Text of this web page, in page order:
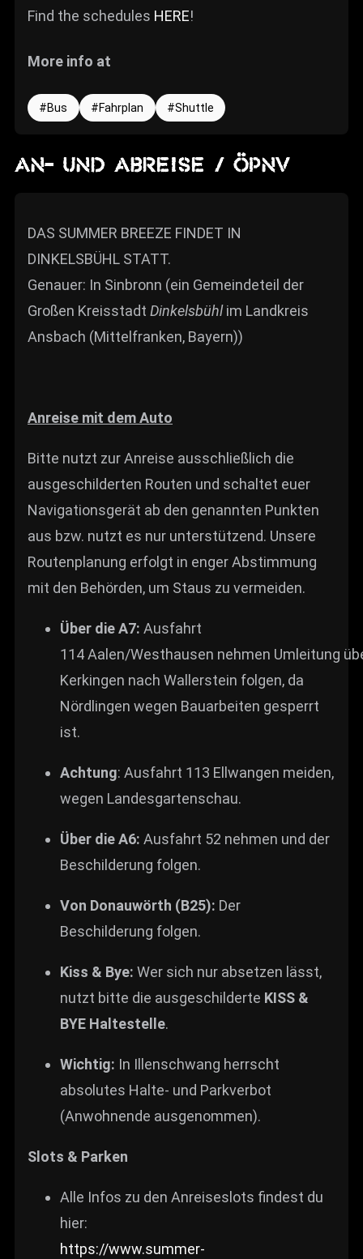
ONLINE
Rückblicke
Find the schedules HERE!
More info at
Bus Fahrplan Shuttle
An- und Abreise / ÖPNV
DAS SUMMER BREEZE FINDET IN
DINKELSBÜHL STATT.
Genauer: In Sinbronn (ein Gemeindeteil der
Großen Kreisstadt Dinkelsbühlim Landkreis
Ansbach (Mittelfranken, Bayern))
Anreise mit dem Auto
Bitte nutzt zur Anreise ausschließlich die
ausgeschilderten Routen und schaltet euer
Navigationsgerät ab den genannten Punkten
aus bzw. nutzt es nur unterstützend. Unsere
Routenplanung erfolgt in enger Abstimmung
mit den Behörden, um Staus zu vermeiden.
Über die A7: Ausfahrt
114 Aalen/Westhausen nehmen Umleitung
Kerkingen nach Wallerstein folgen, da
Nördlingen wegen Bauarbeiten gesperrt
ist.
Achtung: Ausfahrt 113 Ellwangen meiden,
wegen Landesgartenschau.
Über die A6: Ausfahrt 52 nehmen und der
Beschilderung folgen.
Von Donauwörth (B25): Der
Beschilderung folgen.
Kiss & Bye: Wer sich nur absetzen lässt,
nutzt bitte die ausgeschilderte KISS &
BYE Haltestelle.
Wichtig: In Illenschwang herrscht
absolutes Halte- und Parkverbot
(Anwohnende ausgenommen).
Slots & Parken
Alle Infos zu den Anreiseslots findest du
hier:
https://www.summer-